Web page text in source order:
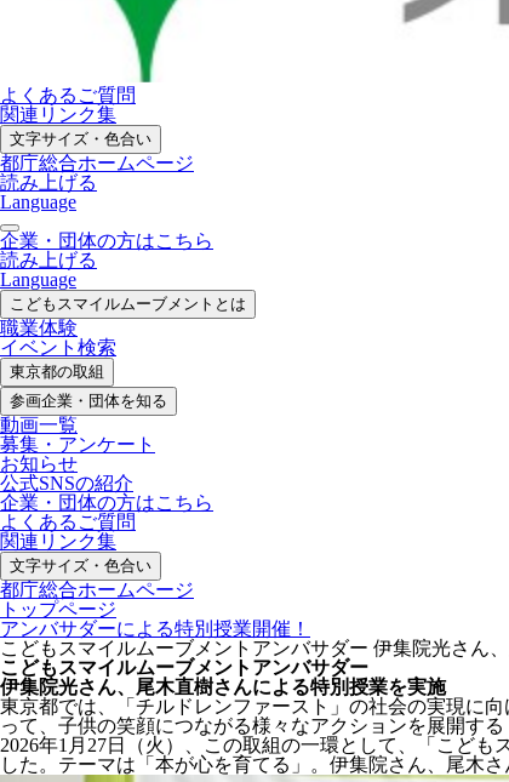
よくあるご質問
関連リンク集
文字サイズ・色合い
都庁総合ホームページ
読み上げる
Language
企業・団体の方はこちら
読み上げる
Language
こどもスマイルムーブメントとは
職業体験
イベント検索
東京都の取組
参画企業・ 団体を知る
動画一覧
募集・ アンケート
お知らせ
公式SNSの紹介
企業・団体の方はこちら
よくあるご質問
関連リンク集
文字サイズ・色合い
都庁総合ホームページ
トップページ
アンバサダーによる特別授業開催！
こどもスマイルムーブメントアンバサダー 伊集院光さん
こどもスマイルムーブメントアンバサダー
伊集院光さん、尾木直樹さんによる特別授業を実施
東京都では、「チルドレンファースト」の社会の実現に
って、子供の笑顔につながる様々なアクションを展開す
2026年1月27日（火）、この取組の一環として、「こど
した。テーマは「本が心を育てる」。伊集院さん、尾木